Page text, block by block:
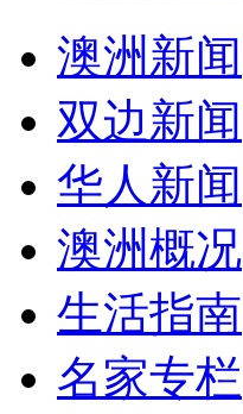
澳洲新闻
双边新闻
华人新闻
澳洲概况
生活指南
名家专栏